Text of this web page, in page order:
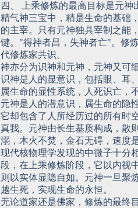
四、 上乘修炼的最高目标是元神
精气神三宝中，精是生命的基础
的主宰。只有元神独具宰制之能
键。"得神者昌，失神者亡"。修
代修炼家共识。
神亦分为识神和元神，元神又可
识神是人的显意识，包括眼、耳
属生命的显性系统，人死识亡，
元神是人的潜意识，属生命的隐
它却包含了人所经历过的所有时
真我。元神由长生基质构成，散
溺，木火不焚，金石无碍，速度
现代核物理学发现的中微子十分
段，在上乘修炼阶段，它以内视
则以实体显隐自如。元神一旦聚
越生死，实现生命的永恒。
无论道家还是佛家，修炼的最终